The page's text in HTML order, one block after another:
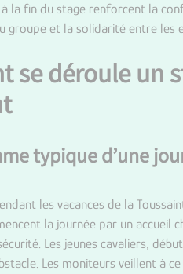
la fin du stage renforcent la
groupe et la solidarité entre les
se déroule un
typique d’une
les vacances de la
la journée par un accueil
Les jeunes cavaliers,
Les moniteurs veillent à